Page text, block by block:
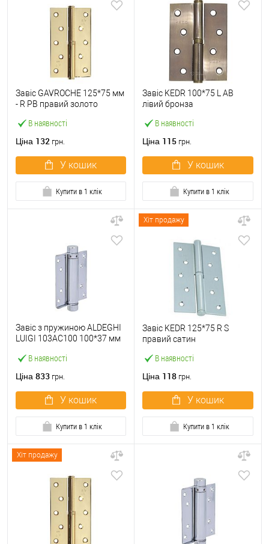
В наявності
Завіс GAVROCHE 125*75 мм
- R PВ правий золото
Ціна 132 грн.
У кошик
Купити в 1 клік
В наявності
Завіс KEDR 100*75 L AB
лівий бронза
Ціна 115 грн.
У кошик
Купити в 1 клік
В наявності
Завіс з пружиною ALDEGHI
LUIGI 103AC100 100*37 мм
Ціна 833 грн.
У кошик
Купити в 1 клік
Хіт продажу
В наявності
Завіс KEDR 125*75 R S
правий сатин
Ціна 118 грн.
У кошик
Купити в 1 клік
Хіт продажу